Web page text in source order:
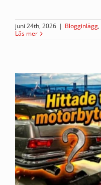
juni 24th, 2026 | Blogginlägg,
Läs mer